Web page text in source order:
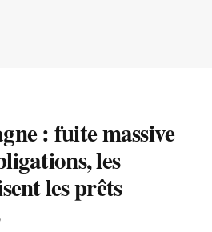
: fuite massive
les
les prêts